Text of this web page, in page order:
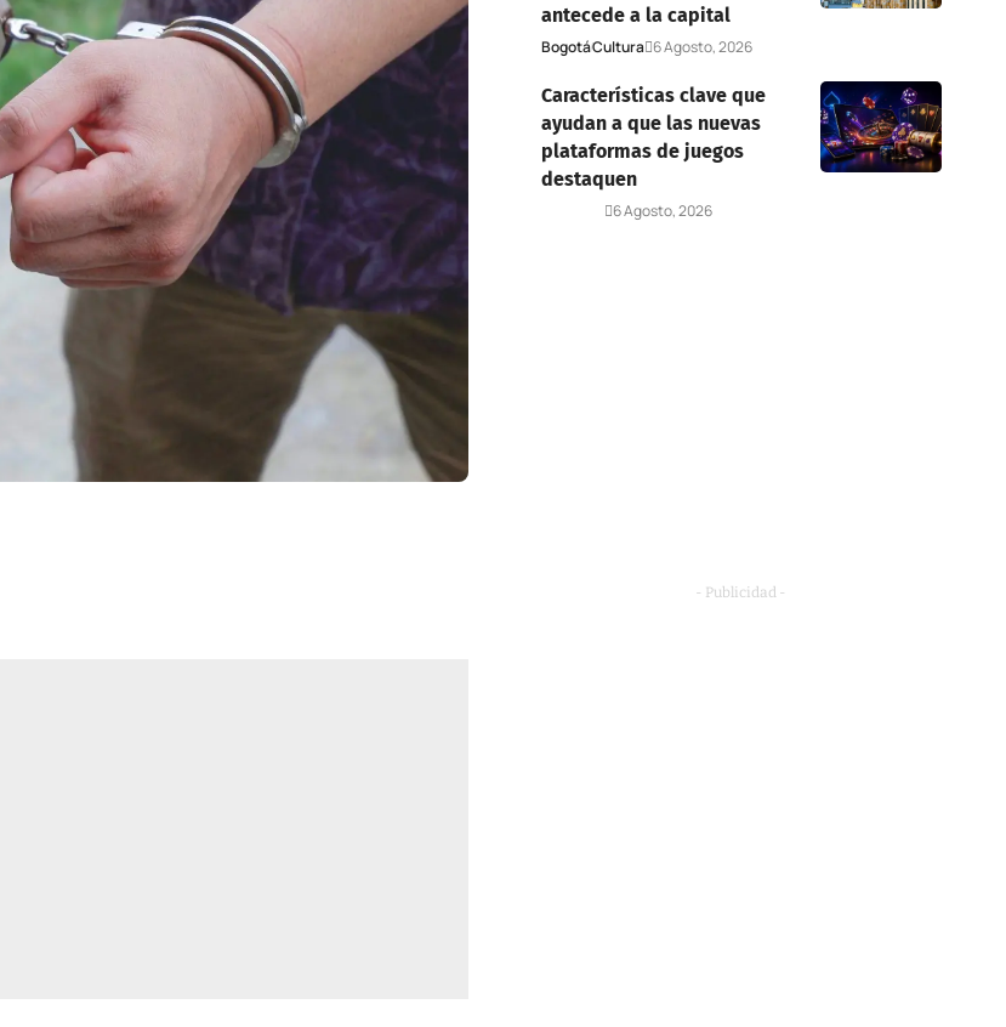
antecede a la capital
BogotáCultura 6 Agosto, 2026
Características clave que
ayudan a que las nuevas
plataformas de juegos
destaquen
6 Agosto, 2026
- Publicidad -